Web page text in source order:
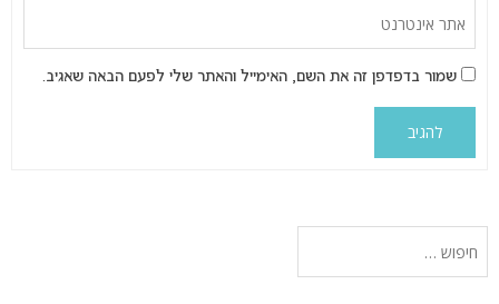
שמור בדפדפן זה את השם, האימייל והאתר שלי לפעם הבאה שאגיב.